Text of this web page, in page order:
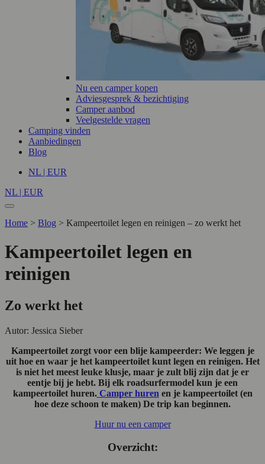
Nu een camper kopen
Adviesgesprek & bezichtiging
Camper aanbod
Veelgestelde vragen
Camping vinden
Aanbiedingen
Blog
NL | EUR
NL | EUR
Home > Blog > Kampeertoilet legen en reinigen – zo werkt het
Kampeertoilet legen en
reinigen
Zo werkt het
Autor: Jessica Sieber
Kampeertoilet zorgt voor een blije kampeerder: We leggen je
uit hoe en waar je het kampeertoilet kunt legen en reinigen. Het
is niet het meest leuke klusje, maar je zult blij zijn dat je er
eentje bij je hebt. Bij elk roadsurfermodel kun je een
kampeertoilet huren.Camper huren en je kampeertoilet (en
hoe deze schoon te maken) De trip kan beginnen.
Huur nu een camper
Overzicht: